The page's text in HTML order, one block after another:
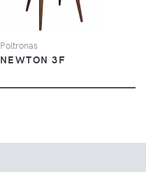
Poltronas
NEWTON 3F